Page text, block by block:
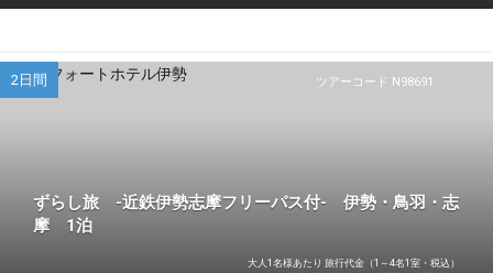
ツアーコード N98691
2日間
ずらし旅 -近鉄伊勢志摩フリーパス付- 伊勢・鳥羽・志
摩 1泊
大人1名様あたり 旅行代金（1～4名1室・税込）